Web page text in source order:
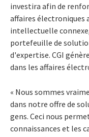
investira afin de
affaires électroniques
intellectuelle
portefeuille de
d'expertise. CGI
dans les affaires
« Nous sommes
dans notre offre de
gens. Ceci nous
connaissances et les